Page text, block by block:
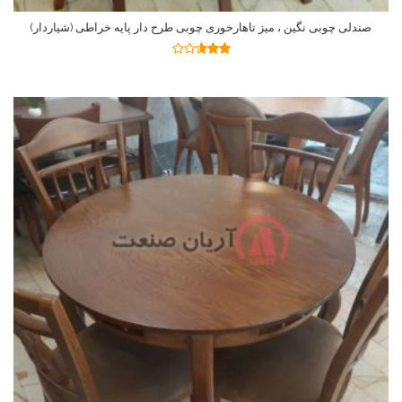
صندلی چوبی نگین ، میز ناهارخوری چوبی طرح دار پایه خراطی (شیاردار)
اطلاعات بیشتر